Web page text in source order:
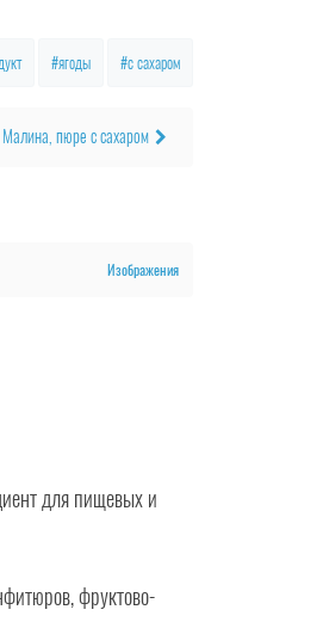
ягоды с сахаром
Малина, пюре с сахаром
Изображения
для пищевых и
фруктово-